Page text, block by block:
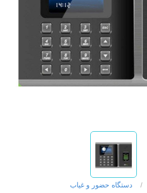
/ دستگاه حضور و غیاب